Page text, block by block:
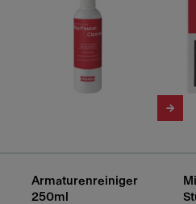
Armaturenreiniger
250ml